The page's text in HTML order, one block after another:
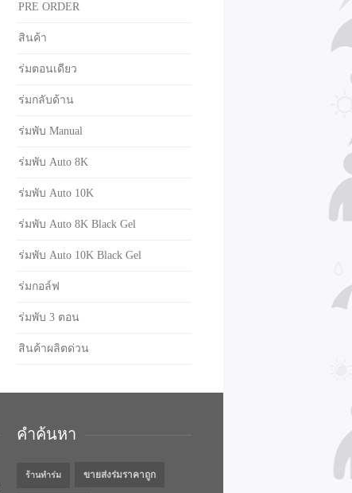
PRE ORDER
สินค้า
ร่มตอนเดียว
ร่มกลับด้าน
ร่มพับ Manual
ร่มพับ Auto 8K
ร่มพับ Auto 10K
ร่มพับ Auto 8K Black Gel
ร่มพับ Auto 10K Black Gel
ร่มกอล์ฟ
ร่มพับ 3 ตอน
สินค้าผลิตด่วน
คำค้นหา
ร้านทำร่ม ขายส่งร่มราคาถูก